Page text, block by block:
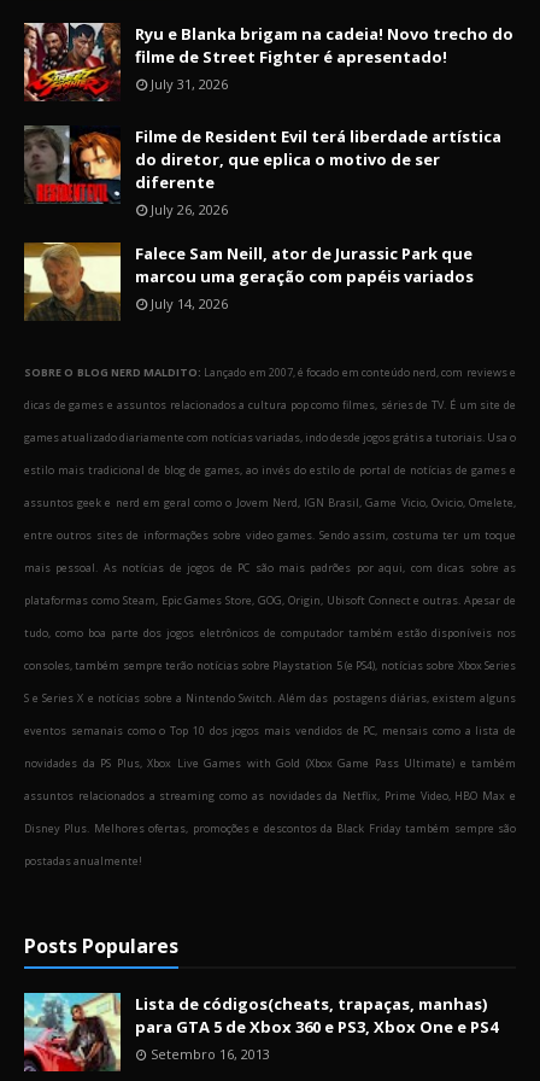
Ryu e Blanka brigam na cadeia! Novo trecho do
filme de Street Fighter é apresentado!
July 31, 2026
Filme de Resident Evil terá liberdade artística
do diretor, que eplica o motivo de ser
diferente
July 26, 2026
Falece Sam Neill, ator de Jurassic Park que
marcou uma geração com papéis variados
July 14, 2026
SOBRE O BLOG NERD MALDITO: Lançado em 2007, é focado em conteúdo nerd, com reviews e
dicas de games e assuntos relacionados a cultura pop como filmes, séries de TV. É um site de
games atualizado diariamente com notícias variadas, indo desde jogos grátis a tutoriais. Usa o
estilo mais tradicional de blog de games, ao invés do estilo de portal de notícias de games e
assuntos geek e nerd em geral como o Jovem Nerd, IGN Brasil, Game Vicio, Ovicio, Omelete,
entre outros sites de informações sobre video games. Sendo assim, costuma ter um toque
mais pessoal. As notícias de jogos de PC são mais padrões por aqui, com dicas sobre as
plataformas como Steam, Epic Games Store, GOG, Origin, Ubisoft Connect e outras. Apesar de
tudo, como boa parte dos jogos eletrônicos de computador também estão disponíveis nos
consoles, também sempre terão notícias sobre Playstation 5 (e PS4), notícias sobre Xbox Series
S e Series X e notícias sobre a Nintendo Switch. Além das postagens diárias, existem alguns
eventos semanais como o Top 10 dos jogos mais vendidos de PC, mensais como a lista de
novidades da PS Plus, Xbox Live Games with Gold (Xbox Game Pass Ultimate) e também
assuntos relacionados a streaming como as novidades da Netflix, Prime Video, HBO Max e
Disney Plus. Melhores ofertas, promoções e descontos da Black Friday também sempre são
postadas anualmente!
Posts Populares
Lista de códigos(cheats, trapaças, manhas)
para GTA 5 de Xbox 360 e PS3, Xbox One e PS4
Setembro 16, 2013